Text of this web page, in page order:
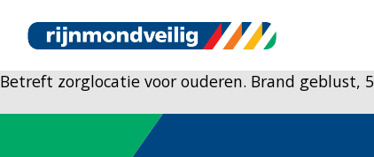
Betreft zorglocatie voor ouderen. Brand geblust,